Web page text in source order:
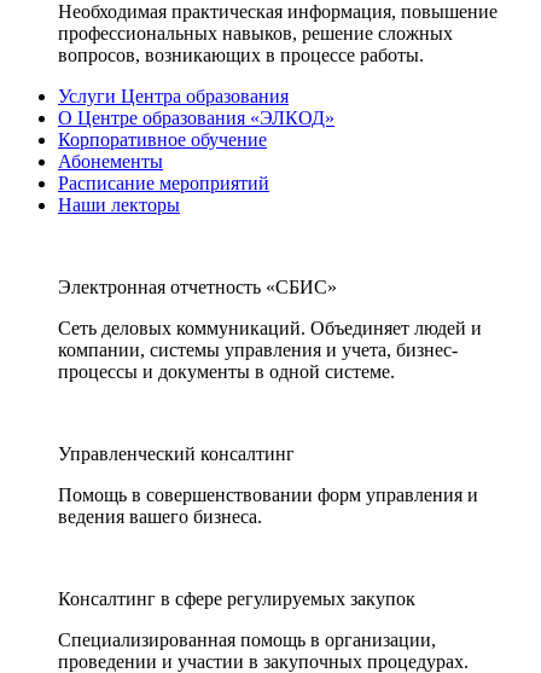
Необходимая практическая информация, повышение
профессиональных навыков, решение сложных
вопросов, возникающих в процессе работы.
Услуги Центра образования
О Центре образования «ЭЛКОД»
Корпоративное обучение
Абонементы
Расписание мероприятий
Наши лекторы
Электронная отчетность «СБИС»
Сеть деловых коммуникаций. Объединяет людей и
компании, системы управления и учета, бизнес-
процессы и документы в одной системе.
Управленческий консалтинг
Помощь в совершенствовании форм управления и
ведения вашего бизнеса.
Консалтинг в сфере регулируемых закупок
Специализированная помощь в организации,
проведении и участии в закупочных процедурах.